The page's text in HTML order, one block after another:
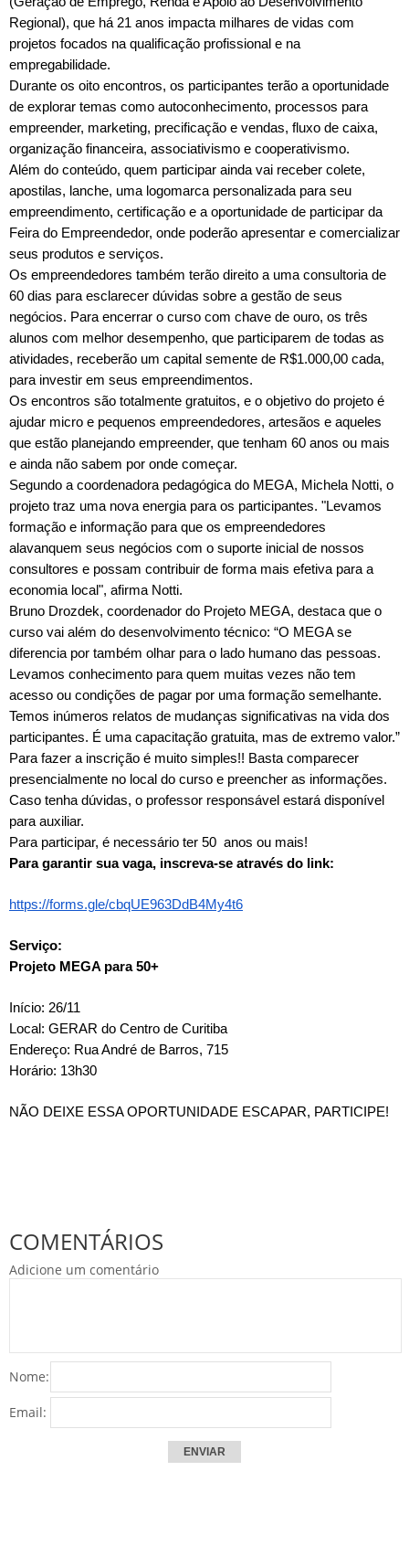
Regional), que há 21 anos impacta milhares de vidas com
projetos focados na qualificação profissional e na
empregabilidade.
Durante os oito encontros, os participantes terão a oportunidade
de explorar temas como autoconhecimento, processos para
empreender, marketing, precificação e vendas, fluxo de caixa,
organização financeira, associativismo e cooperativismo.
Além do conteúdo, quem participar ainda vai receber colete,
apostilas, lanche, uma logomarca personalizada para seu
empreendimento, certificação e a oportunidade de participar da
Feira do Empreendedor, onde poderão apresentar e comercializar
seus produtos e serviços.
Os empreendedores também terão direito a uma consultoria de
60 dias para esclarecer dúvidas sobre a gestão de seus
negócios. Para encerrar o curso com chave de ouro, os três
alunos com melhor desempenho, que participarem de todas as
atividades, receberão um capital semente de R$1.000,00 cada,
para investir em seus empreendimentos.
Os encontros são totalmente gratuitos, e o objetivo do projeto é
ajudar micro e pequenos empreendedores, artesãos e aqueles
que estão planejando empreender, que tenham 60 anos ou mais
e ainda não sabem por onde começar.
Segundo a coordenadora pedagógica do MEGA, Michela Notti, o
projeto traz uma nova energia para os participantes. "Levamos
formação e informação para que os empreendedores
alavanquem seus negócios com o suporte inicial de nossos
consultores e possam contribuir de forma mais efetiva para a
economia local", afirma Notti.
Bruno Drozdek, coordenador do Projeto MEGA, destaca que o
curso vai além do desenvolvimento técnico: “O MEGA se
diferencia por também olhar para o lado humano das pessoas.
Levamos conhecimento para quem muitas vezes não tem
acesso ou condições de pagar por uma formação semelhante.
Temos inúmeros relatos de mudanças significativas na vida dos
participantes. É uma capacitação gratuita, mas de extremo valor.”
Para fazer a inscrição é muito simples!! Basta comparecer
presencialmente no local do curso e preencher as informações.
Caso tenha dúvidas, o professor responsável estará disponível
para auxiliar.
Para participar, é necessário ter 50 anos ou mais!
Para garantir sua vaga, inscreva-se através do link:
https://forms.gle/cbqUE963DdB4My4t6
Serviço:
Projeto MEGA para 50+
Início: 26/11
Local: GERAR do Centro de Curitiba
Endereço: Rua André de Barros, 715
Horário: 13h30
NÃO DEIXE ESSA OPORTUNIDADE ESCAPAR, PARTICIPE!
COMENTÁRIOS
Adicione um comentário
Nome:
Email: